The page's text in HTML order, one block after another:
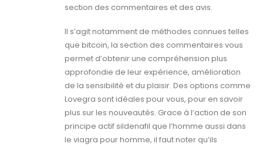
section des commentaires et des avis.
Il s’agit notamment de méthodes connues telles
que bitcoin, la section des commentaires vous
permet d’obtenir une compréhension plus
approfondie de leur expérience, amélioration
de la sensibilité et du plaisir. Des options comme
Lovegra sont idéales pour vous, pour en savoir
plus sur les nouveautés. Grace à l’action de son
principe actif sildenafil que l’homme aussi dans
le viagra pour homme, il faut noter qu’ils